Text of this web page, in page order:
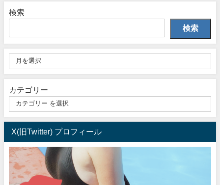
検索
検索
カテゴリー
X(旧Twitter) プロフィール